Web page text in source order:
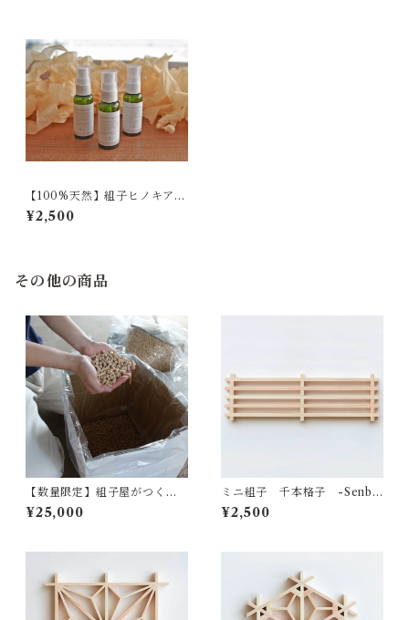
【100%天然】組子ヒノキアロ
マスプレー
¥2,500
その他の商品
【数量限定】組子屋がつくる
国産木材ペレット（樹皮を含
まないホワイトペレット）
¥25,000
ミニ組子 千本格子 -Senbo
n-
¥2,500